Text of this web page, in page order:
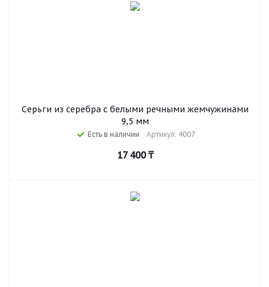
Серьги из серебра c белыми речными жемчужинами
9,5 мм
Есть в наличии Артикул: 4007
17 400₸